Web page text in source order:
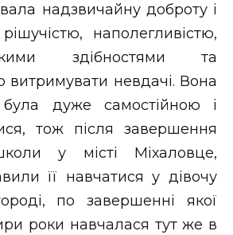
надзвичайну доброту і
наполегливістю,
здібностями та
витримувати невдачі. Вона
дуже самостійною і
тож після завершення
у місті Міхаловце,
її навчатися у дівочу
по завершенні якої
роки навчалася тут же в